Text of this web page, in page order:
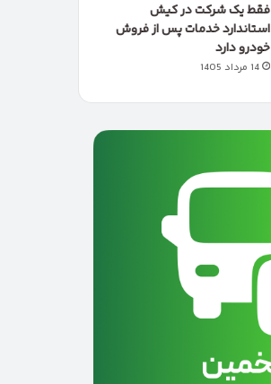
فقط یک شرکت در کیش
استاندارد خدمات پس از فروش
خودرو دارد
14 مرداد 1405